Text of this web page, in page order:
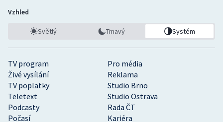
TV program
Pro média
Živé vysílání
Reklama
TV poplatky
Studio Brno
Teletext
Studio Ostrava
Podcasty
Rada ČT
Počasí
Kariéra
Vzhled
Světlý Tmavý Systém